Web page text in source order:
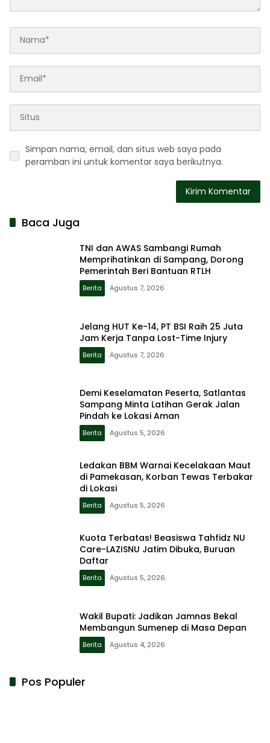
Simpan nama, email, dan situs web saya pada
peramban ini untuk komentar saya berikutnya.
Baca Juga
TNI dan AWAS Sambangi Rumah
Memprihatinkan di Sampang, Dorong
Pemerintah Beri Bantuan RTLH
Berita Agustus 7, 2026
Jelang HUT Ke-14, PT BSI Raih 25 Juta
Jam Kerja Tanpa Lost-Time Injury
Berita Agustus 7, 2026
Demi Keselamatan Peserta, Satlantas
Sampang Minta Latihan Gerak Jalan
Pindah ke Lokasi Aman
Berita Agustus 5, 2026
Ledakan BBM Warnai Kecelakaan Maut
di Pamekasan, Korban Tewas Terbakar
di Lokasi
Berita Agustus 5, 2026
Kuota Terbatas! Beasiswa Tahfidz NU
Care-LAZISNU Jatim Dibuka, Buruan
Daftar
Berita Agustus 5, 2026
Wakil Bupati: Jadikan Jamnas Bekal
Membangun Sumenep di Masa Depan
Berita Agustus 4, 2026
Pos Populer